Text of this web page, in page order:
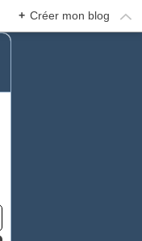
+ Créer mon blog